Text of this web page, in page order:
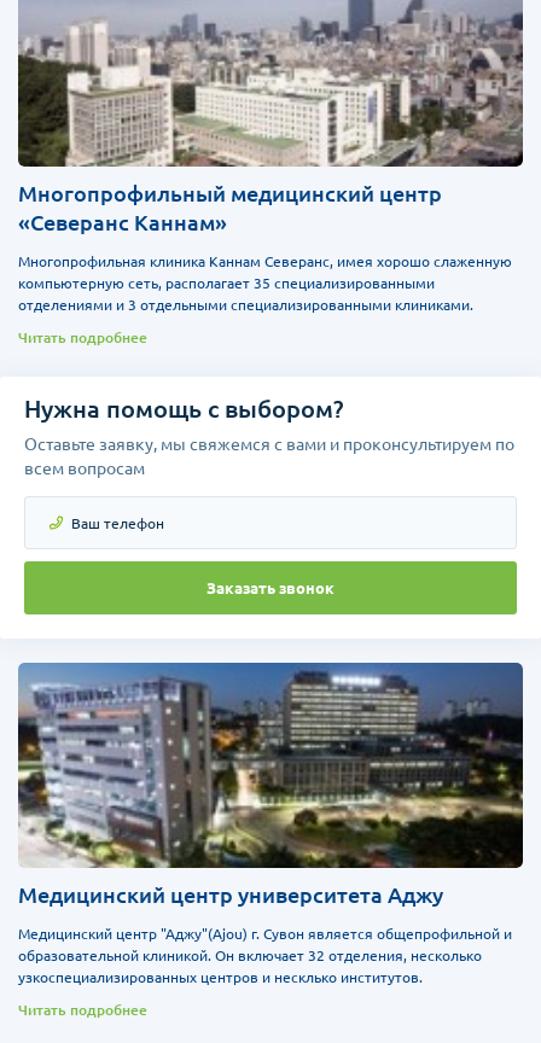
Многопрофильный медицинский центр
«Северанс Каннам»
Многопрофильная клиника Каннам Северанс, имея хорошо слаженную
компьютерную сеть, располагает 35 специализированными
отделениями и 3 отдельными специализированными клиниками.
Читать подробнее
Нужна помощь с выбором?
Оставьте заявку, мы свяжемся с вами и проконсультируем по
всем вопросам
Заказать звонок
Медицинский центр университета Аджу
Медицинский центр "Аджу"(Ajou) г. Сувон является общепрофильной и
образовательной клиникой. Он включает 32 отделения, несколько
узкоспециализированных центров и несклько институтов.
Читать подробнее